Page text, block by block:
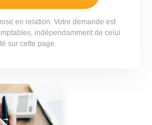
en relation. Votre demande est
indépendamment de celui
sur cette page.